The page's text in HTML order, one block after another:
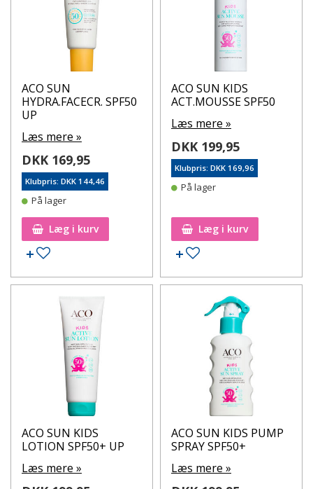
ACO SUN
HYDRA.FACECR. SPF50
UP
Læs mere »
DKK 169,95
Klubpris: DKK 144,46
På lager
Læg i kurv
Tilføj til ønskeseddel
ACO SUN KIDS
ACT.MOUSSE SPF50
Læs mere »
DKK 199,95
Klubpris: DKK 169,96
På lager
Læg i kurv
Tilføj til ønskeseddel
ACO SUN KIDS
LOTION SPF50+ UP
Læs mere »
ACO SUN KIDS PUMP
SPRAY SPF50+
Læs mere »